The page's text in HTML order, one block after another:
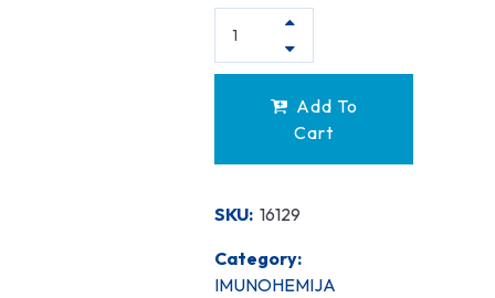
Add To
Cart
SKU: 16129
Category:
IMUNOHEMIJA